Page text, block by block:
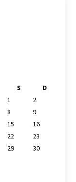
S
D
1
2
8
9
15
16
22
23
29
30